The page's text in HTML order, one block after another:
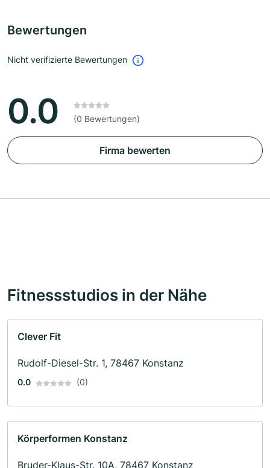
Bewertungen
Nicht verifizierte Bewertungen
0.0 (0 Bewertungen)
Firma bewerten
Fitnessstudios in der Nähe
Clever Fit
Rudolf-Diesel-Str. 1, 78467 Konstanz
0.0 (0)
Körperformen Konstanz
Bruder-Klaus-Str. 10A, 78467 Konstanz